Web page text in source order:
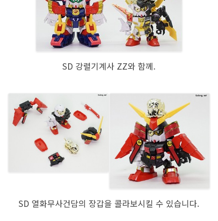
SD 강렬기계사 ZZ와 함께.
SD 열화무사건담의 장갑을 콜라보시킬 수 있습니다.